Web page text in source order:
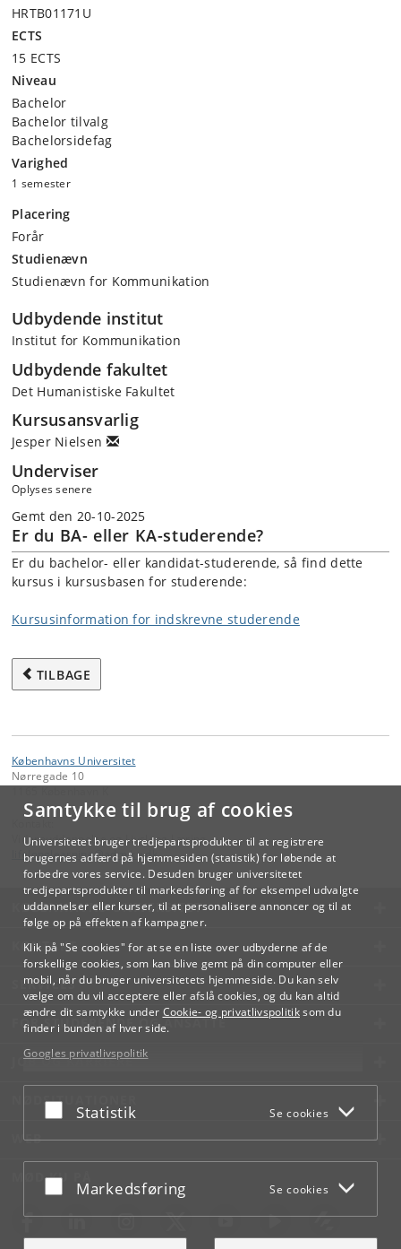
Samtykke til brug af cookies
Universitetet bruger tredjepartsprodukter til at registrere
brugernes adfærd på hjemmesiden (statistik) for løbende at
forbedre vores service. Desuden bruger universitetet
tredjepartsprodukter til markedsføring af for eksempel udvalgte
uddannelser eller kurser, til at personalisere annoncer og til at
følge op på effekten af kampagner.
Klik på "Se cookies" for at se en liste over udbyderne af de
forskellige cookies, som kan blive gemt på din computer eller
mobil, når du bruger universitetets hjemmeside. Du kan selv
vælge om du vil acceptere eller afslå cookies, og du kan altid
ændre dit samtykke under Cookie- og privatlivspolitiksom du
finder i bunden af hver side.
Googles privatlivspolitik
Acceptér eller afslå
Statistik Se cookies
Acceptér eller afslå
Markedsføring Se cookies
HRTB01171U
ECTS
15 ECTS
Niveau
Bachelor
Bachelor tilvalg
Bachelorsidefag
Varighed
1 semester
Placering
Forår
Studienævn
Studienævn for Kommunikation
Udbydende institut
Institut for Kommunikation
Udbydende fakultet
Det Humanistiske Fakultet
Kursusansvarlig
Jesper Nielsen
Underviser
Oplyses senere
Gemt den 20-10-2025
Er du BA- eller KA-studerende?
Er du bachelor- eller kandidat-studerende, så find dette
kursus i kursusbasen for studerende:
Kursusinformation for indskrevne studerende
TILBAGE
Københavns Universitet
Nørregade 10
Videreuddannelse og Livslang Læring
lifelonglearning@adm.ku.dk
KØBENHAVNS UNIVERSITET
KONTAKT
SERVICES
FOR STUDERENDE OG ANSATTE
JOB OG KARRIERE
NØDSITUATIONER
WEB
MØD KU PÅ